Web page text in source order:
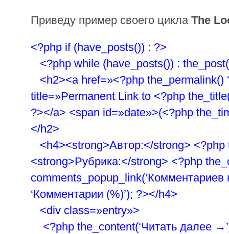
Приведу пример своего цикла The
<?php if (have_posts()) : ?>
<?php while (have_posts()) :
<h2><a href=»<?php the_permalink()
title=»Permanent Link to <?php
?></a> <span id=»date»>(<?php
</h2>
<h4><strong>Автор:</strong> <?php
<strong>Рубрика:</strong> <?php
comments_popup_link(‘Комментариев
‘Комментарии (%)’); ?></h4>
<div class=»entry»>
<?php the_content(‘Читать далее